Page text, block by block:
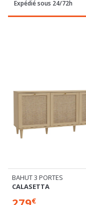
Expédié sous 24/72h
BAHUT 3 PORTES
CALASETTA
€